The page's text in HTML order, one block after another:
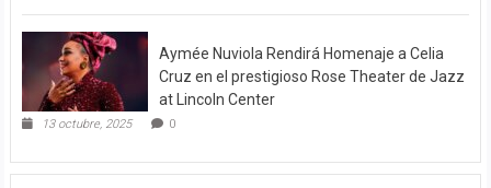
Aymée Nuviola Rendirá Homenaje a Celia
Cruz en el prestigioso Rose Theater de Jazz
at Lincoln Center
13 octubre, 2025 0